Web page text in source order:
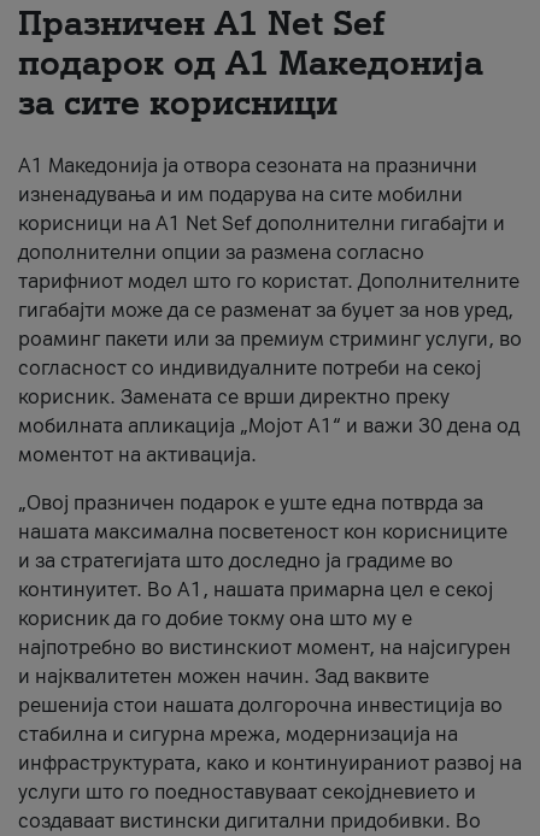
За нас
#ПодобарОнлајн
Празничен A1 Net Sеf
подарок од А1 Македонија
за сите корисници
А1 Македонија ја отвора сезоната на празнични
изненадувања и им подарува на сите мобилни
корисници на A1 Net Sef дополнителни гигабајти и
дополнителни опции за размена согласно
тарифниот модел што го користат. Дополнителните
гигабајти може да се разменат за буџет за нов уред,
роаминг пакети или за премиум стриминг услуги, во
согласност со индивидуалните потреби на секој
корисник. Замената се врши директно преку
мобилната апликација „Мојот А1“ и важи 30 дена од
моментот на активација.
„Овој празничен подарок е уште една потврда за
нашата максимална посветеност кон корисниците
и за стратегијата што доследно ја градиме во
континуитет. Во А1, нашата примарна цел е секој
корисник да го добие токму она што му е
најпотребно во вистинскиот момент, на најсигурен
и најквалитетен можен начин. Зад ваквите
решенија стои нашата долгорочна инвестиција во
стабилна и сигурна мрежа, модернизација на
инфраструктурата, како и континуираниот развој на
услуги што го поедноставуваат секојдневието и
создаваат вистински дигитални придобивки. Во